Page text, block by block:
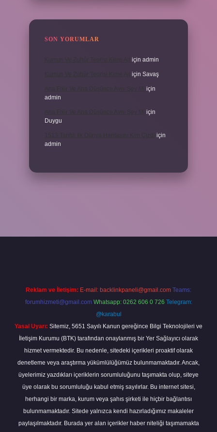
SON YORUMLAR
için admin
için Savaş
için
admin
için
Duygu
için
admin
Reklam ve İletişim: E-mail: backlinkpaneli@gmail.com Teams:
forumhizmeti@gmail.com Whatsapp: 0262 606 0 726 Telegram:
@karabul
Yasal Uyarı: Sitemiz, 5651 Sayılı Kanun gereğince Bilgi Teknolojileri ve
İletişim Kurumu (BTK) tarafından onaylanmış bir Yer Sağlayıcı olarak
hizmet vermektedir. Bu nedenle, sitedeki içerikleri proaktif olarak
denetleme veya araştırma yükümlülüğümüz bulunmamaktadır. Ancak,
üyelerimiz yazdıkları içeriklerin sorumluluğunu taşımakta olup, siteye
üye olarak bu sorumluluğu kabul etmiş sayılırlar. Bu internet sitesi,
herhangi bir marka, kurum veya şahıs şirketi ile hiçbir bağlantısı
bulunmamaktadır. Sitede yalnızca kendi hazırladığımız makaleler
paylaşılmaktadır. Burada yer alan içerikler haber niteliği taşımamakta